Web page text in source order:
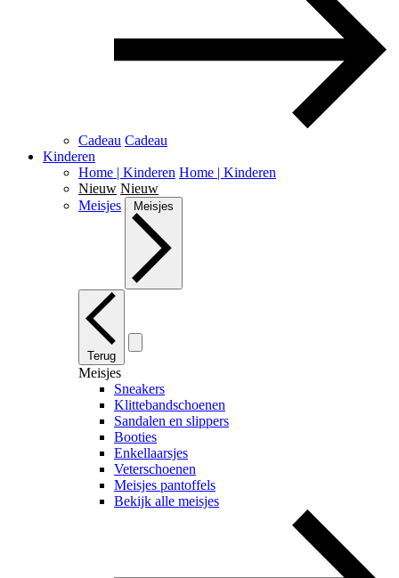
Cadeau Cadeau
Kinderen
Home | Kinderen Home | Kinderen
Nieuw Nieuw
Meisjes
Meisjes
Terug
Meisjes
Sneakers
Klittebandschoenen
Sandalen en slippers
Booties
Enkellaarsjes
Veterschoenen
Meisjes pantoffels
Bekijk alle meisjes